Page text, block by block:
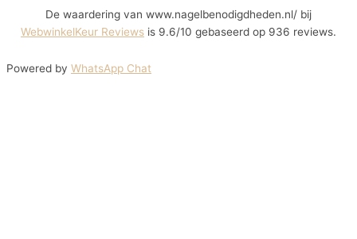
De waardering van www.nagelbenodigdheden.nl/ bij
WebwinkelKeur Reviews is 9.6/10 gebaseerd op 936 reviews.
Powered by WhatsApp Chat